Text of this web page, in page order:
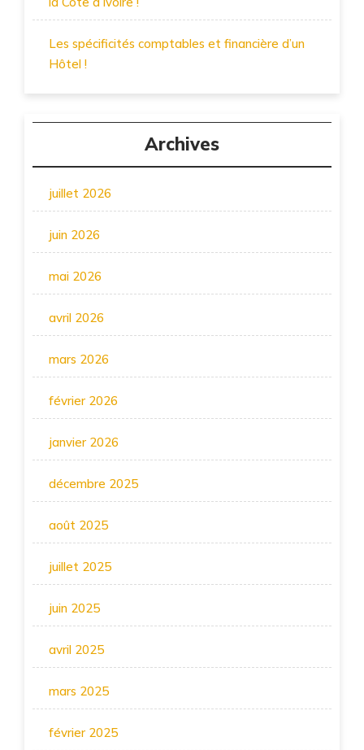
Les spécificités comptables et financière d’un
Hôtel !
Archives
juillet 2026
juin 2026
mai 2026
avril 2026
mars 2026
février 2026
janvier 2026
décembre 2025
août 2025
juillet 2025
juin 2025
avril 2025
mars 2025
février 2025